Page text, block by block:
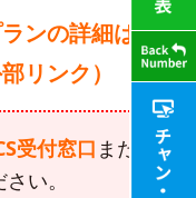
ンの詳細はこ
リンク）
受付窓口 また
い。